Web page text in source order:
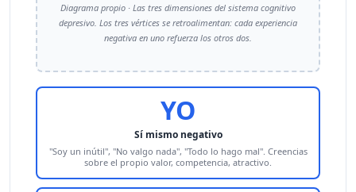
Diagrama propio · Las tres dimensiones del sistema cognitivo
depresivo. Los tres vértices se retroalimentan: cada experiencia
negativa en uno refuerza los otros dos.
YO
Sí mismo negativo
"Soy un inútil", "No valgo nada", "Todo lo hago mal". Creencias
sobre el propio valor, competencia, atractivo.